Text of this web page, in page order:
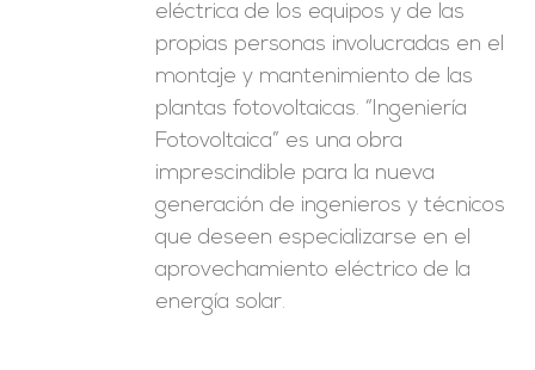
eléctrica de los equipos y de las
propias personas involucradas en el
montaje y mantenimiento de las
plantas fotovoltaicas. “Ingeniería
Fotovoltaica” es una obra
imprescindible para la nueva
generación de ingenieros y técnicos
que deseen especializarse en el
aprovechamiento eléctrico de la
energía solar.